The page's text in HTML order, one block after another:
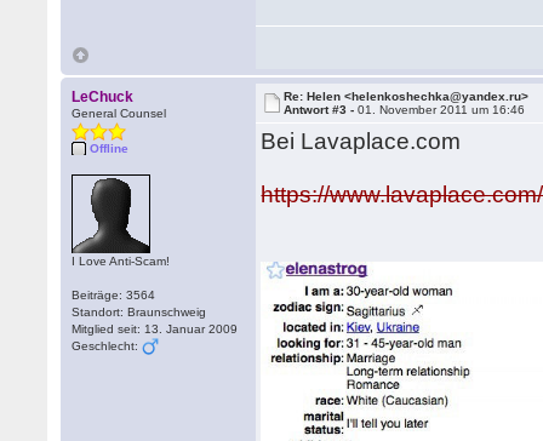
LeChuck
General Counsel
Offline
I Love Anti-Scam!
Beiträge: 3564
Standort: Braunschweig
Mitglied seit: 13. Januar 2009
Geschlecht:
Re: Helen <helenkoshechka@yandex.ru>
Antwort #3 -01. November 2011 um 16:46
Bei Lavaplace.com
https://